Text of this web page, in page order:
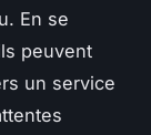
En se
peuvent
un service